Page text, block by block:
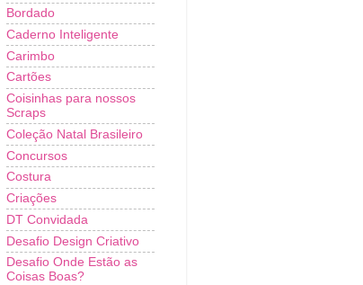
Bordado
Caderno Inteligente
Carimbo
Cartões
Coisinhas para nossos
Scraps
Coleção Natal Brasileiro
Concursos
Costura
Criações
DT Convidada
Desafio Design Criativo
Desafio Onde Estão as
Coisas Boas?